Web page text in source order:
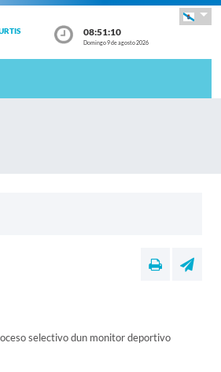
08:51:10
Domingo 9 de agosto 2026
selectivo dun monitor deportivo